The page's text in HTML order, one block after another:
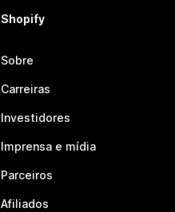
Shopify
Sobre
Carreiras
Investidores
Imprensa e mídia
Parceiros
Afiliados